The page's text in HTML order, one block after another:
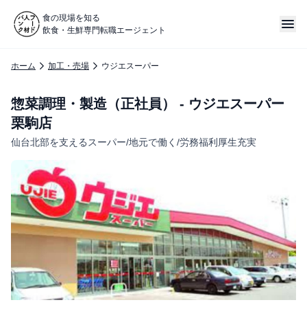
食の現場を知る
飲食・生鮮専門転職エージェント
ホーム 加工・売場 ウジエスーパー
惣菜調理・製造（正社員） - ウジエスーパー
栗駒店
仙台北部を支えるスーパー/地元で働く/労務福利厚生充実